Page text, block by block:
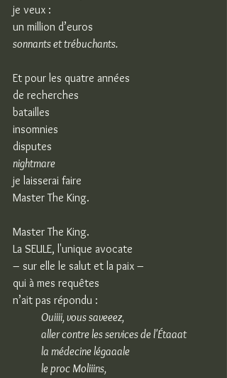
je veux :
un million d’euros
sonnants et trébuchants.
Et pour les quatre années
de recherches
batailles
insomnies
disputes
nightmare
je laisserai faire
Master The King.
Master The King.
La SEULE, l'unique avocate
– sur elle le salut et la paix –
qui à mes requêtes
n’ait pas répondu :
Ouiiii, vous saveeez,
aller contre les services de l'Étaaat
la médecine légaaale
le proc Moliiins,